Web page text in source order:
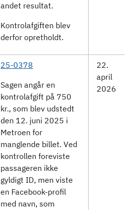
andet resultat.
Kontrolafgiften blev
derfor opretholdt.
25-0378
Sagen angår en
kontrolafgift på 750
kr., som blev udstedt
den 12. juni 2025 i
Metroen for
manglende billet. Ved
kontrollen foreviste
passageren ikke
gyldigt ID, men viste
en Facebook-profil
med navn, som
22.
april
2026